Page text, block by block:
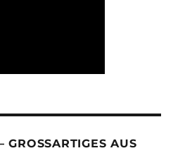
AUS D